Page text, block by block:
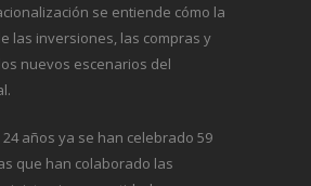
se entiende cómo la
las inversiones, las compras y
nuevos escenarios del
años ya se han celebrado 59
que han colaborado las